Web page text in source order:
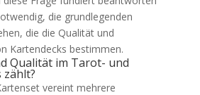
die grundlegenden
die die Qualität und
Kartendecks bestimmen.
Qualität im Tarot- und
zählt?
vereint mehrere